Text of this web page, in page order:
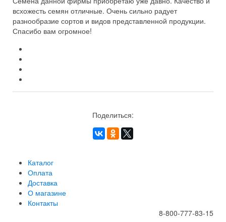
всхожесть семян отличные. Очень сильно радует
разнообразие сортов и видов представленной продукции.
Спасибо вам огромное!
Поделиться:
Каталог
Оплата
Доставка
О магазине
Контакты
8-800-777-83-15